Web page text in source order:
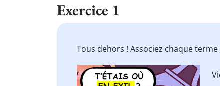
Exercice 1
Tous dehors ! Associez chaque